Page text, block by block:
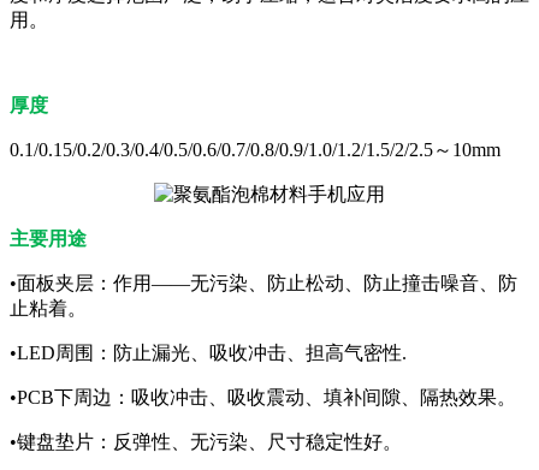
用。
厚度
0.1/0.15/0.2/0.3/0.4/0.5/0.6/0.7/0.8/0.9/1.0/1.2/1.5/2/2.5～10mm
主要用途
•面板夹层：作用——无污染、防止松动、防止撞击噪音、防
止粘着。
•LED周围：防止漏光、吸收冲击、担高气密性.
•PCB下周边：吸收冲击、吸收震动、填补间隙、隔热效果。
•键盘垫片：反弹性、无污染、尺寸稳定性好。